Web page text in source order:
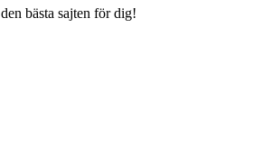
den bästa sajten för dig!